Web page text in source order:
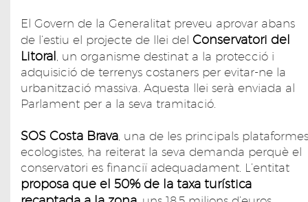
El Govern de la Generalitat preveu aprovar abans
de l’estiu el projecte de llei del Conservatori del
Litoral , un organisme destinat a la protecció i
adquisició de terrenys costaners per evitar-ne la
urbanització massiva. Aquesta llei serà enviada al
Parlament per a la seva tramitació.
SOS Costa Brava, una de les principals plataformes
ecologistes, ha reiterat la seva demanda perquè el
conservatori es financiï adequadament. L’entitat
proposa que el 50% de la taxa turística